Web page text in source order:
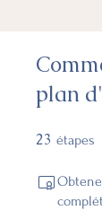
plan
23 étapes